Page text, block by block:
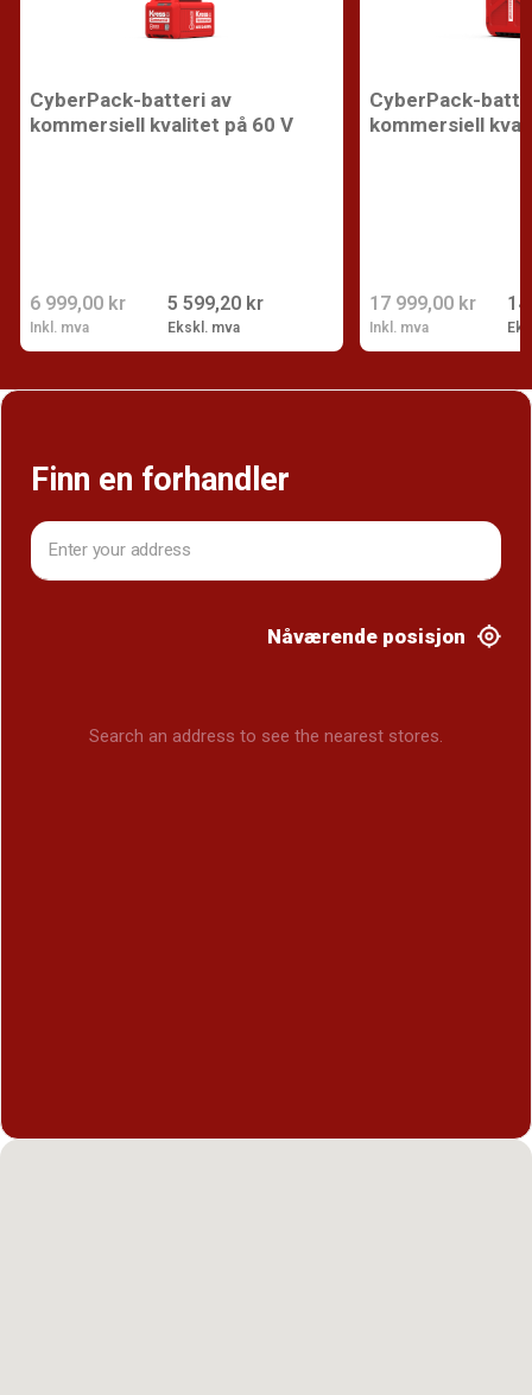
CyberPack-batteri av
kommersiell kvalitet på 60 V
5 599,20 kr
Ekskl. mva
6 999,00 kr
Inkl. mva
CyberPack-
kommersiell
17 999,00 kr
Inkl. mva
Finn en forhandler
Nåværende posisjon
Search an address to see the nearest stores.